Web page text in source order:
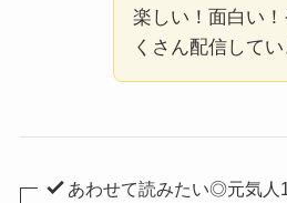
楽しい！面白い
くさん配信してい
あわせて読みたい◎元気人